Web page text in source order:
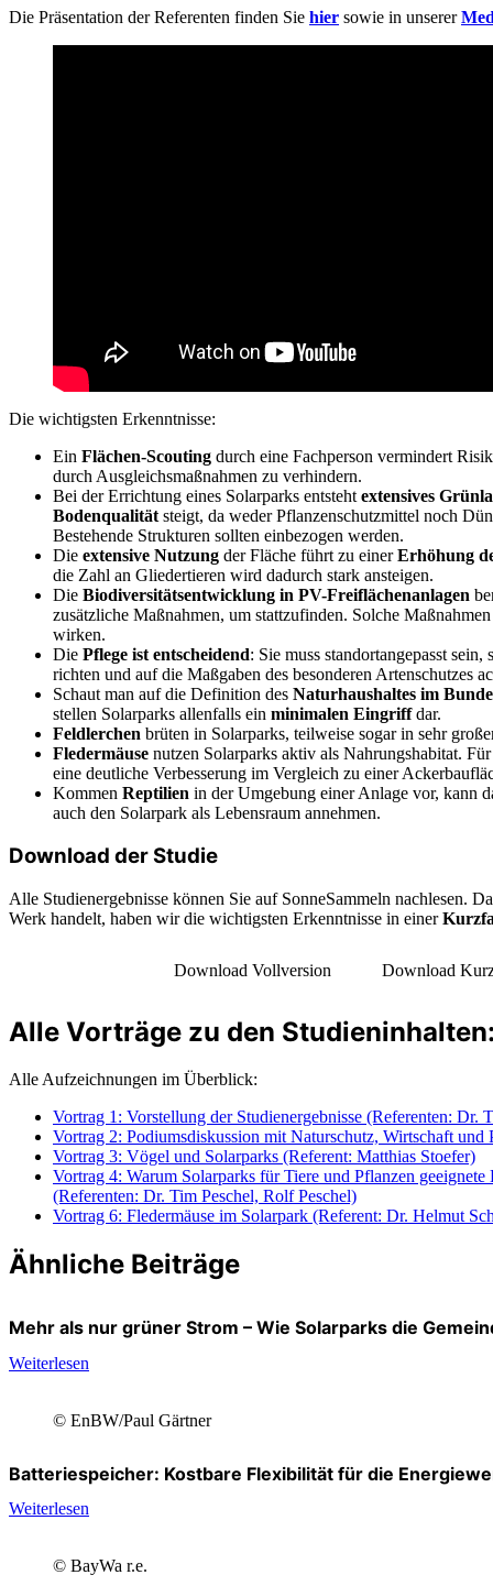
Die Präsentation der Referenten finden Sie hier sowie in unserer
Die wichtigsten Erkenntnisse:
Ein Flächen-Scouting durch eine Fachperson vermindert
durch Ausgleichsmaßnahmen zu verhindern.
Bei der Errichtung eines Solarparks entsteht extensives
Bodenqualität steigt, da weder Pflanzenschutzmittel noch
Bestehende Strukturen sollten einbezogen werden.
Die extensive Nutzung der Fläche führt zu einerErhöhung
die Zahl an Gliedertieren wird dadurch stark ansteigen.
Die Biodiversitätsentwicklung in PV-Freiflächenanlagen
zusätzliche Maßnahmen, um stattzufinden. Solche
wirken.
Die Pflege ist entscheidend: Sie muss standortangepasst
richten und auf die Maßgaben des besonderen Artenschutzes
Schaut man auf die Definition des Naturhaushaltes im
stellen Solarparks allenfalls ein minimalen Eingriffdar.
Feldlerchen brüten in Solarparks, teilweise sogar in sehr
Fledermäuse nutzen Solarparks aktiv als Nahrungshabitat.
eine deutliche Verbesserung im Vergleich zu einer
Kommen Reptilien in der Umgebung einer Anlage vor, kann
auch den Solarpark als Lebensraum annehmen.
Download der Studie
Alle Studienergebnisse können Sie auf SonneSammeln nachlesen.
Werk handelt, haben wir die wichtigsten Erkenntnisse in einer
Download Vollversion Download
Alle Vorträge zu den
Alle Aufzeichnungen im Überblick:
Vortrag 1: Vorstellung der Studienergebnisse (Referenten: Dr.
Vortrag 2: Podiumsdiskussion mit Naturschutz, Wirtschaft und
Vortrag 3: Vögel und Solarparks (Referent: Matthias Stoefer)
Vortrag 4: Warum Solarparks für Tiere und Pflanzen geeignete
(Referenten: Dr. Tim Peschel, Rolf Peschel)
Vortrag 6: Fledermäuse im Solarpark (Referent: Dr. Helmut
Ähnliche Beiträge
Mehr als nur grüner Strom – Wie Solarparks die
Weiterlesen
© EnBW/Paul Gärtner
Batteriespeicher: Kostbare Flexibilität für die
Weiterlesen
© BayWa r.e.